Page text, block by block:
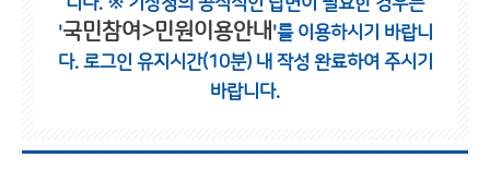
'국민참여>민원이용안내 '를 이용하시기 바랍니
다. 로그인 유지시간(10분) 내 작성 완료하여 주시기
바랍니다.